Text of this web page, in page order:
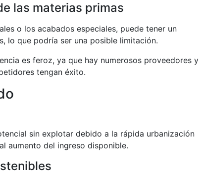
las materias primas
o los acabados especiales, puede tener un
lo que podría ser una posible limitación.
es feroz, ya que hay numerosos proveedores y
tengan éxito.
sin explotar debido a la rápida urbanización
aumento del ingreso disponible.